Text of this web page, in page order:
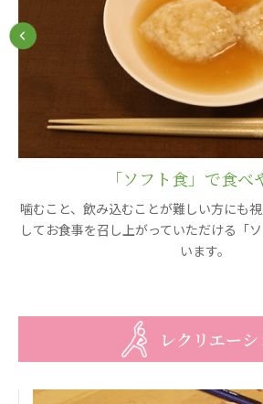
株式会社フラワーコミュニティ放送
Medicare Lead Japan
株式会社日本医科学研究所
特定非営利活動法人共生フォーラム
一般社団法人フードラボジャパン
特定非営利活動法人日本医療福祉機構
株式会社アメックファーマシー
共生（大連）商務諮詢有限公司
「ソフト食」で食べ
噛むこと、飲み込むことが難しい方にも
してお食事を召し上がっていただける「
います。
レクリエー